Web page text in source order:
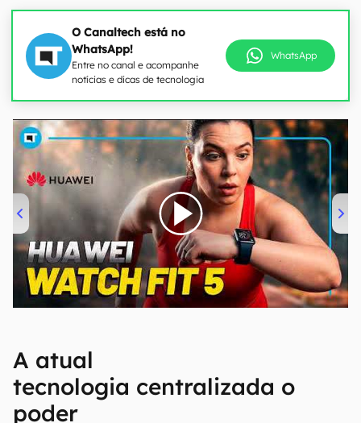
O Canaltech está no
WhatsApp!
Entre no canal e acompanhe
notícias e dicas de tecnologia
WhatsApp
00:00/04:51
A atual
tecnologia centralizada o
poder